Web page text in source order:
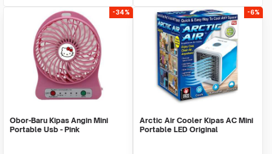
-34%
Obor-Baru Kipas Angin Mini
Portable Usb - Pink
-6%
Arctic Air Cooler Kipas AC Mini
Portable LED Original